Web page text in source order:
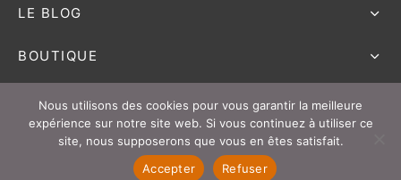
AIDE & CONTACT
LE BLOG
BOUTIQUE
Nous utilisons des cookies pour vous garantir la meilleure
expérience sur notre site web. Si vous continuez à utiliser ce
site, nous supposerons que vous en êtes satisfait.
Accepter
Refuser